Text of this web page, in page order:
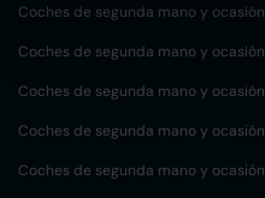
Coches de segunda mano y ocasión
Coches de segunda mano y ocasión
Coches de segunda mano y ocasión
Coches de segunda mano y ocasión
Coches de segunda mano y ocasión